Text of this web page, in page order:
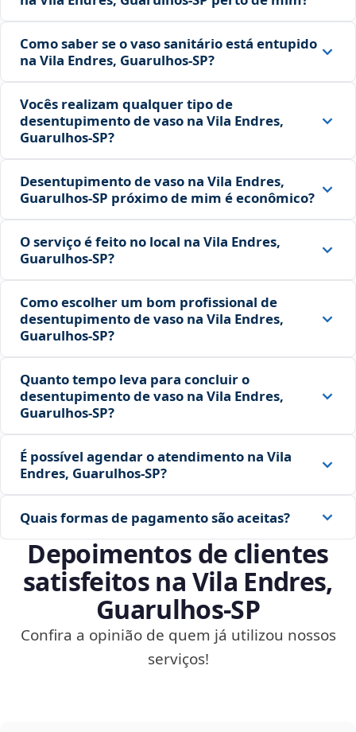
Como saber se o vaso sanitário está entupido
na Vila Endres, Guarulhos‑SP?
Vocês realizam qualquer tipo de
desentupimento de vaso na Vila Endres,
Guarulhos‑SP?
Desentupimento de vaso na Vila Endres,
Guarulhos‑SP próximo de mim é econômico?
O serviço é feito no local na Vila Endres,
Guarulhos‑SP?
Como escolher um bom profissional de
desentupimento de vaso na Vila Endres,
Guarulhos‑SP?
Quanto tempo leva para concluir o
desentupimento de vaso na Vila Endres,
Guarulhos‑SP?
É possível agendar o atendimento na Vila
Endres, Guarulhos‑SP?
Quais formas de pagamento são aceitas?
Depoimentos de clientes
satisfeitos na Vila Endres,
Guarulhos‑SP
Confira a opinião de quem já utilizou nossos
serviços!